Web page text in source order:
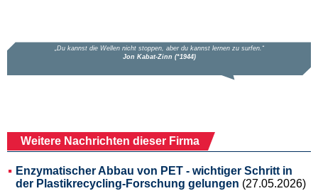
Weitere Nachrichten dieser Firma
Enzymatischer Abbau von PET - wichtiger Schritt in
der Plastikrecycling-Forschung gelungen (27.05.2026)